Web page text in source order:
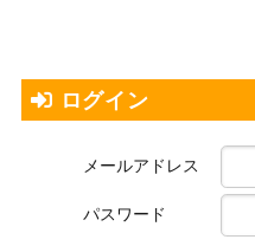
ログイン
メールアドレス
パスワード